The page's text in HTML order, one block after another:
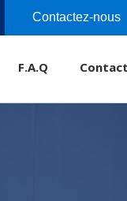
Contactez-nous
F.A.Q Contact